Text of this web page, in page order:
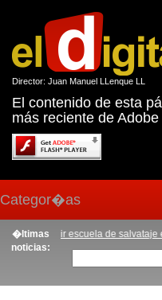
Director: Juan Manuel LLenque LL
El contenido de esta
más reciente de
Categor�as
�ltimas
noticias:
construir escuela de salvataje en